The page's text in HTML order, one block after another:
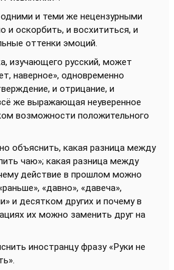
и теми же нецензурными
оскорбить, и восхититься, и
оттенки эмоций.
изучающего русский, может
наверное», одновременно
и отрицание, и
же выражающая неуверенное
возможности положительного
объяснить, какая разница между
чаю»; какая разница между
действие в прошлом можно
«давно», «давеча»,
и десятком других и почему в
их можно заменить друг на
иностранцу фразу «Руки не